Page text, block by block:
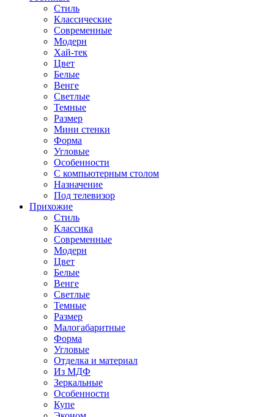
Стиль
Классические
Современные
Модерн
Хай-тек
Цвет
Белые
Венге
Светлые
Темные
Размер
Мини стенки
Форма
Угловые
Особенности
С компьютерным столом
Назначение
Под телевизор
Прихожие
Стиль
Классика
Современные
Модерн
Цвет
Белые
Венге
Светлые
Темные
Размер
Малогабаритные
Форма
Угловые
Отделка и материал
Из МДФ
Зеркальные
Особенности
Купе